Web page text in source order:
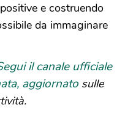
e costruendo
da immaginare
il canale ufficiale
aggiornato sulle